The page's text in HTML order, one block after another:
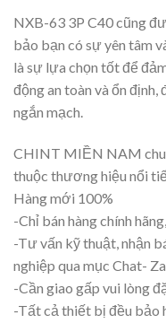
NXB-63 3P C40 cũng
bảo bạn có sự yên tâm
là sự lựa chọn tốt để
động an toàn và ổn
ngắn mạch.
CHINT MIỀN NAM
thuộc thương hiệu nổi
Hàng mới 100%
-Chỉ bán hàng chính
-Tư vấn kỹ thuật, nhận
nghiệp qua mục Chat-
-Cần giao gấp vui lòng
-Tất cả thiết bị đều bảo